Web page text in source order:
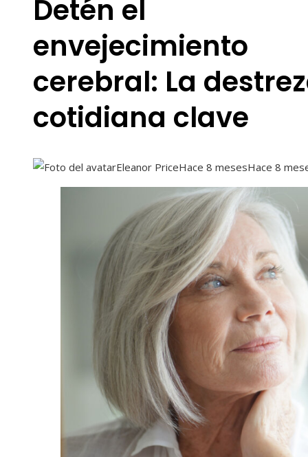
Detén el
envejecimiento
cerebral: La
cotidiana clave
Eleanor PriceHace 8 mesesHace 8